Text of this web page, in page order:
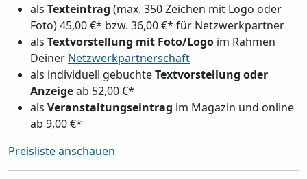
als Texteintrag (max. 350 Zeichen mit Logo oder
Foto) 45,00 €* bzw. 36,00 €* für Netzwerkpartner
als Textvorstellung mit Foto/Logo im Rahmen
Deiner Netzwerkpartnerschaft
als individuell gebuchteTextvorstellung oder
Anzeigeab 52,00 €*
als Veranstaltungseintrag im Magazin und online
ab 9,00 €*
Preisliste anschauen